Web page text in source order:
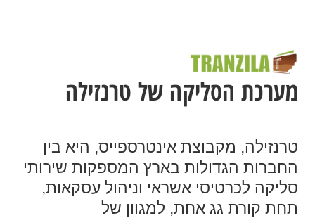
מערכת הסליקה של טרנזילה
טרנזילה, מקבוצת אינטרספייס, היא בין
החברות הגדולות בארץ המספקות שירותי
סליקה לכרטיסי אשראי וניהול עסקאות,
תחת קורת גג אחת, למגוון של